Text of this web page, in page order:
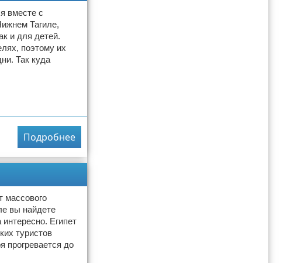
вместе с
Тагиле,
и для детей.
поэтому их
Так куда
Подробнее
массового
вы найдете
Египет
туристов
прогревается до